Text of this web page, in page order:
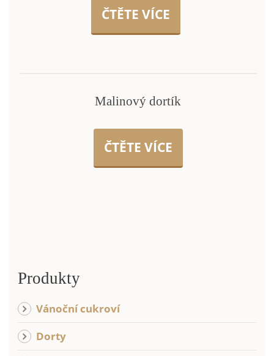
ČTĚTE VÍCE
Malinový dortík
ČTĚTE VÍCE
Produkty
Vánoční cukroví
Dorty